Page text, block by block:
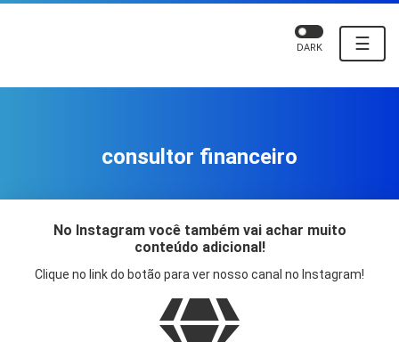
☰
DARK
consultor financeiro
No Instagram você também vai achar muito
conteúdo adicional!
Clique no link do botão para ver nosso canal no Instagram!